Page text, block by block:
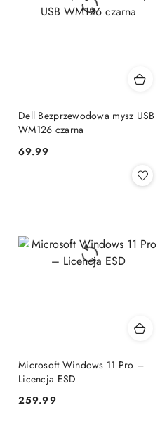
Dell Bezprzewodowa mysz USB
WM126 czarna
Cena:
69.99
Microsoft Windows 11 Pro –
Licencja ESD
Cena:
259.99